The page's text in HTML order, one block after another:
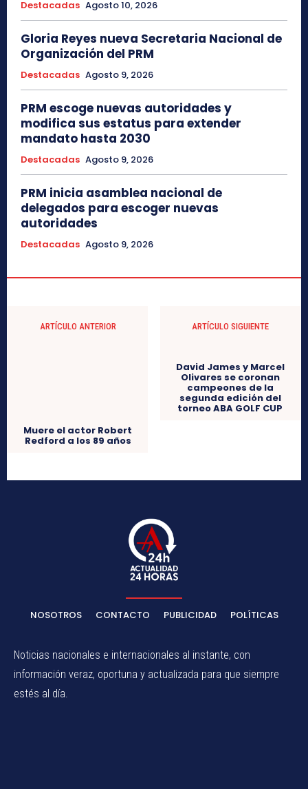
Destacadas Agosto 10, 2026
Gloria Reyes nueva Secretaria Nacional de
Organización del PRM
Destacadas Agosto 9, 2026
PRM escoge nuevas autoridades y
modifica sus estatus para extender
mandato hasta 2030
Destacadas Agosto 9, 2026
PRM inicia asamblea nacional de
delegados para escoger nuevas
autoridades
Destacadas Agosto 9, 2026
ARTÍCULO ANTERIOR ARTÍCULO SIGUIENTE
David James y Marcel
Noticias nacionales e internacionales al instante, con
información veraz, oportuna y actualizada para que siempre